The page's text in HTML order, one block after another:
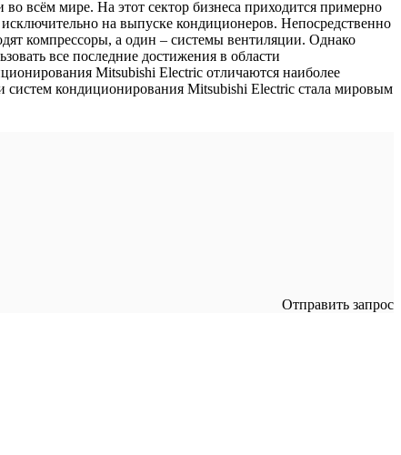
всём мире. На этот сектор бизнеса приходится примерно
на выпуске кондиционеров. Непосредственно
компрессоры, а один – системы вентиляции. Однако
все последние достижения в области
Mitsubishi Electric отличаются наиболее
кондиционирования Mitsubishi Electric стала мировым
Отправить запрос